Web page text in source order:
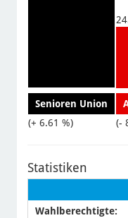
Senioren Union
(+ 6.61 %)
(-
Statistiken
Wahlberechtigte: